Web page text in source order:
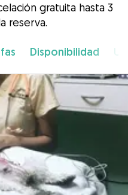
gratuita hasta 3
reserva.
Disponibilidad